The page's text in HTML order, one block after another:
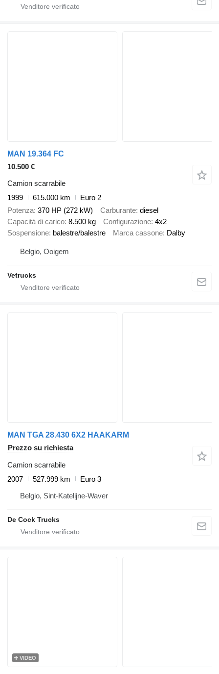
MAN 19.364 FC
10.500 €
Camion scarrabile
1999
615.000 km
Euro 2
Potenza 370 HP (272 kW) Carburante diesel
Capacità di carico 8.500 kg Configurazione 4x2
Sospensione balestre/balestre Marca cassone Dalby
Belgio, Ooigem
Vetrucks
MAN TGA 28.430 6X2 HAAKARM
Prezzo su richiesta
Camion scarrabile
2007
527.999 km
Euro 3
Belgio, Sint-Katelijne-Waver
De Cock Trucks
VIDEO